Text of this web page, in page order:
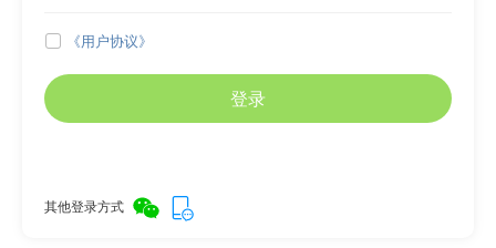
 《用户协议》
登录
其他登录方式